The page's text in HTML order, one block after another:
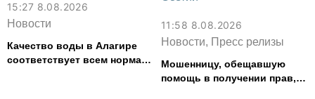
15:27 8.08.2026
Новости
Качество воды в Алагире
соответствует всем нормам
11:58 8.08.2026
Новости, Пресс релизы
Мошенницу, обещавшую
помощь в получении прав,